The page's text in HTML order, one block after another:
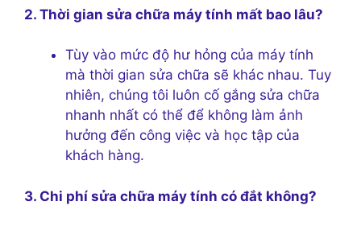
2. Thời gian sửa chữa máy tính mất bao lâu?
Tùy vào mức độ hư hỏng của máy tính
mà thời gian sửa chữa sẽ khác nhau. Tuy
nhiên, chúng tôi luôn cố gắng sửa chữa
nhanh nhất có thể để không làm ảnh
hưởng đến công việc và học tập của
khách hàng.
3. Chi phí sửa chữa máy tính có đắt không?